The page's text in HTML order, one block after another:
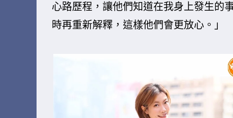
心路歷程，讓他們知道在我身上發生的
時再重新解釋，這樣他們會更放心。」